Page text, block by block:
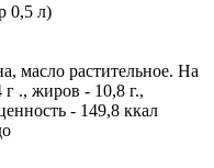
0,5 л)
масло растительное. На
г ., жиров - 10,8 г.,
- 149,8 ккал